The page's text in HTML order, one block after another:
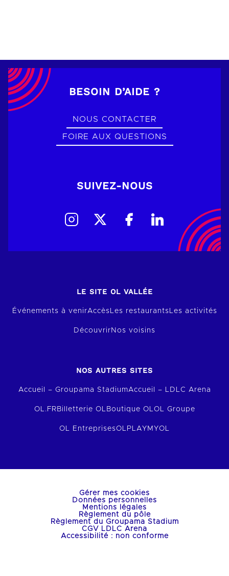
BESOIN D’AIDE ?
NOUS CONTACTER
FOIRE AUX QUESTIONS
SUIVEZ-NOUS
LE SITE OL VALLÉE
Événements à venirAccès Les restaurants Les activités
Découvrir Nos voisins
NOS AUTRES SITES
Accueil – Groupama StadiumAccueil – LDLC Arena
OL.FR Billetterie OL Boutique OL OL Groupe
OL EntreprisesOLPLAY MYOL
Gérer mes cookies
Données personnelles
Mentions légales
Règlement du pôle
Règlement du Groupama Stadium
CGV LDLC Arena
Accessibilité : non conforme